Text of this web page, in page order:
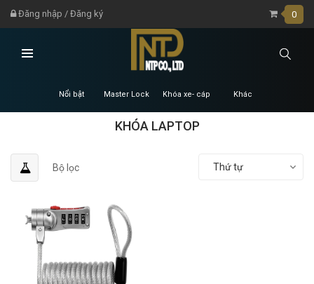
Đăng nhập / Đăng ký 0
Nổi bật Master Lock Khóa xe- cáp Khác
KHÓA LAPTOP
Bộ lọc Thứ tự